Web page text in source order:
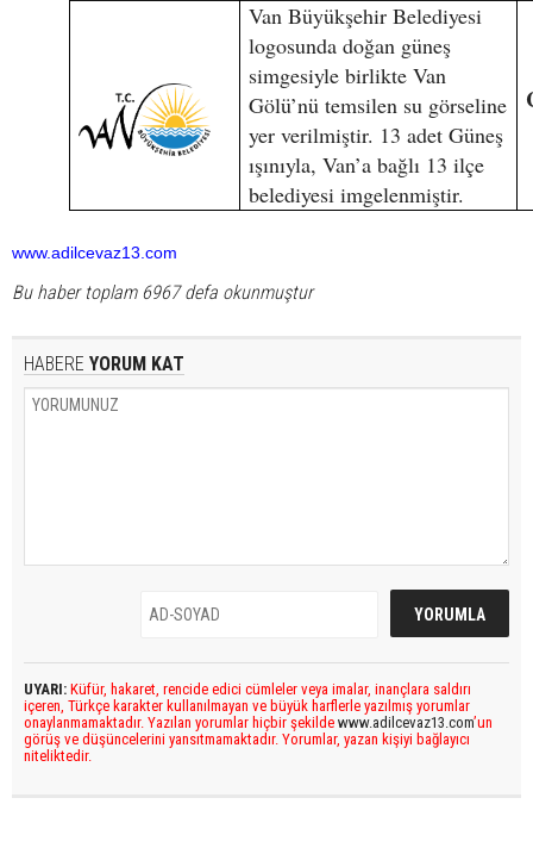
Van Büyükşehir Belediyesi
logosunda doğan güneş
simgesiyle birlikte Van
Gölü’nü temsilen su görseline
yer verilmiştir. 13 adet Güneş
ışınıyla, Van’a bağlı 13 ilçe
belediyesi imgelenmiştir.
www.adilcevaz13.com
Bu haber toplam 6967 defa okunmuştur
HABERE YORUM KAT
UYARI: Küfür, hakaret, rencide edici cümleler veya imalar, inançlara saldırı
içeren, Türkçe karakter kullanılmayan ve büyük harflerle yazılmış yorumlar
onaylanmamaktadır. Yazılan yorumlar hiçbir şekilde www.adilcevaz13.com’un
görüş ve düşüncelerini yansıtmamaktadır. Yorumlar, yazan kişiyi bağlayıcı
niteliktedir.